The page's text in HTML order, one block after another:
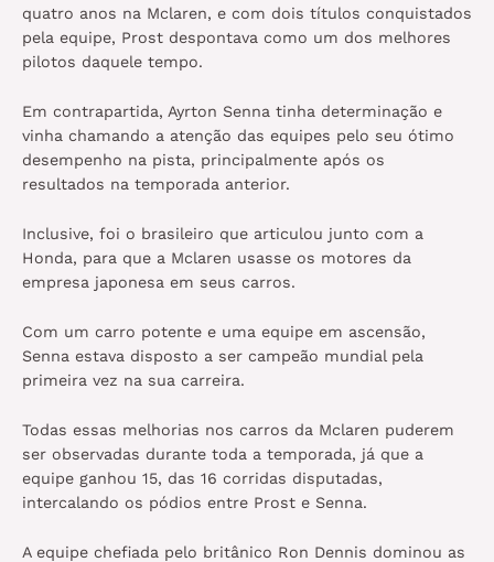
quatro anos na Mclaren, e com dois títulos conquistados
pela equipe, Prost despontava como um dos melhores
pilotos daquele tempo.
Em contrapartida, Ayrton Senna tinha determinação e
vinha chamando a atenção das equipes pelo seu ótimo
desempenho na pista, principalmente após os
resultados na temporada anterior.
Inclusive, foi o brasileiro que articulou junto com a
Honda, para que a Mclaren usasse os motores da
empresa japonesa em seus carros.
Com um carro potente e uma equipe em ascensão,
Senna estava disposto a ser campeão mundial pela
primeira vez na sua carreira.
Todas essas melhorias nos carros da Mclaren puderem
ser observadas durante toda a temporada, já que a
equipe ganhou 15, das 16 corridas disputadas,
intercalando os pódios entre Prost e Senna.
A equipe chefiada pelo britânico Ron Dennis dominou as